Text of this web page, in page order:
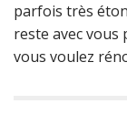
parfois très
reste avec vous
vous voulez